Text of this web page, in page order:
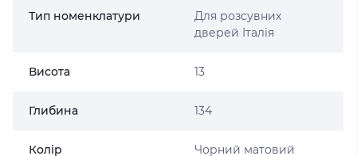
Тип номенклатури
Для розсувних
дверей Італія
Висота 13
Глибина 134
Колір Чорний матовий